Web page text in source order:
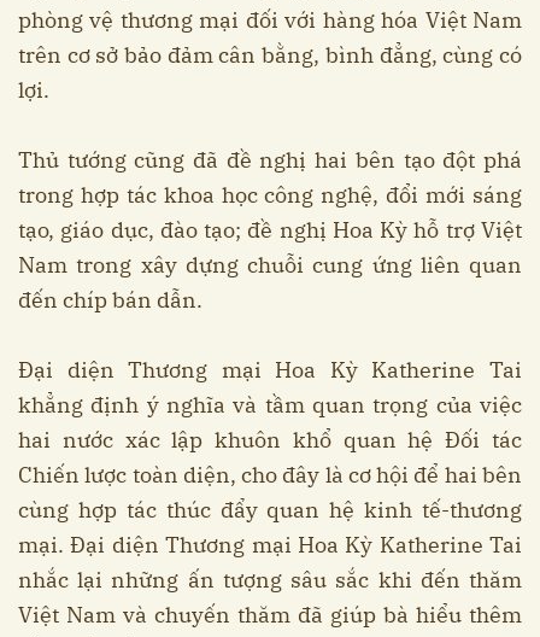
phòng vệ thương mại đối với hàng hóa Việt Nam
trên cơ sở bảo đảm cân bằng, bình đẳng, cùng có
lợi.
Thủ tướng cũng đã đề nghị hai bên tạo đột phá
trong hợp tác khoa học công nghệ, đổi mới sáng
tạo, giáo dục, đào tạo; đề nghị Hoa Kỳ hỗ trợ Việt
Nam trong xây dựng chuỗi cung ứng liên quan
đến chíp bán dẫn.
Đại diện Thương mại Hoa Kỳ Katherine Tai
khẳng định ý nghĩa và tầm quan trọng của việc
hai nước xác lập khuôn khổ quan hệ Đối tác
Chiến lược toàn diện, cho đây là cơ hội để hai bên
cùng hợp tác thúc đẩy quan hệ kinh tế-thương
mại. Đại diện Thương mại Hoa Kỳ Katherine Tai
nhắc lại những ấn tượng sâu sắc khi đến thăm
Việt Nam và chuyến thăm đã giúp bà hiểu thêm